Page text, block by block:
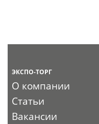
ЭКСПО-ТОРГ
О компании
Статьи
Вакансии